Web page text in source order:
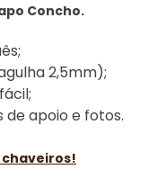
Concho.
2,5mm);
de apoio e fotos.